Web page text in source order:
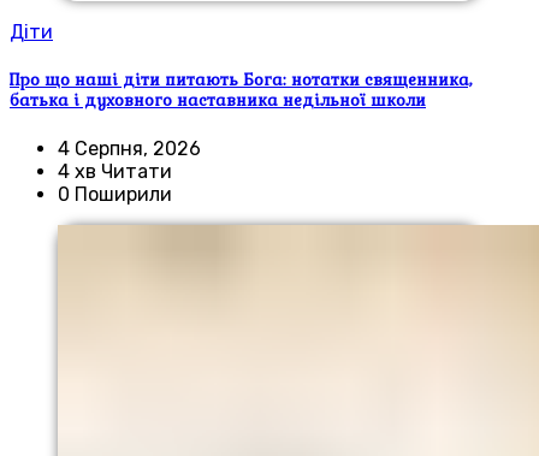
Діти
Про що наші діти питають Бога: нотатки священника,
батька і духовного наставника недільної школи
4 Серпня, 2026
4 хв Читати
0 Поширили